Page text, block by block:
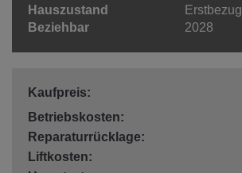
Hauszustand
Erstbezug
Beziehbar
2028
Kaufpreis:
Betriebskosten:
Reparaturrücklage:
Liftkosten: